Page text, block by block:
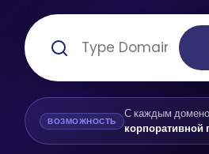
ВОЗМОЖНОСТЬ С каждым
корпоративной